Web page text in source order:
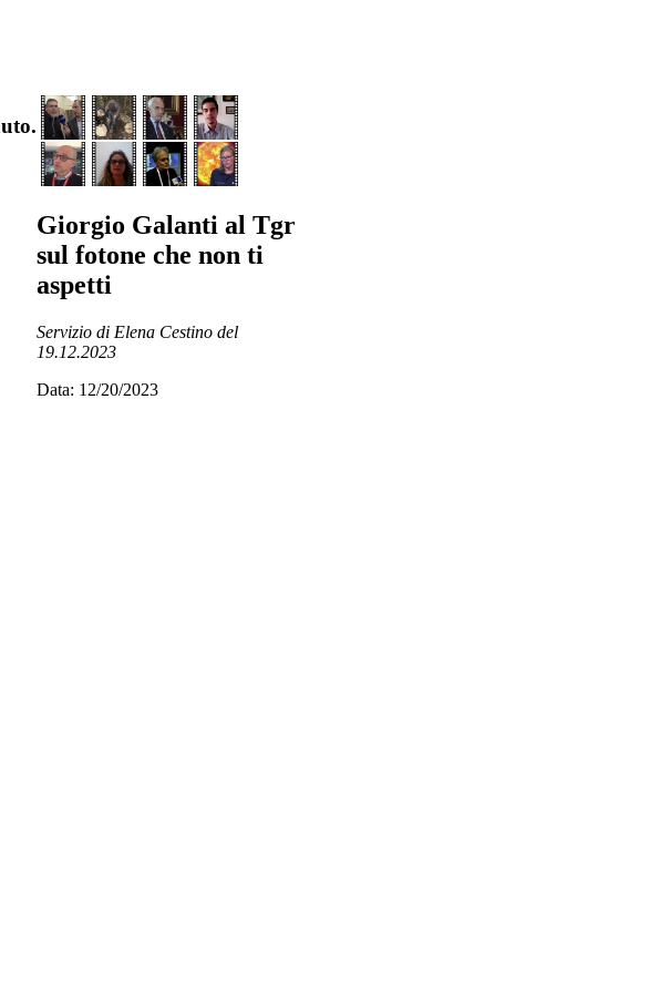
Giorgio Galanti al Tgr
sul fotone che non ti
aspetti
Servizio di Elena Cestino del
19.12.2023
Data: 12/20/2023